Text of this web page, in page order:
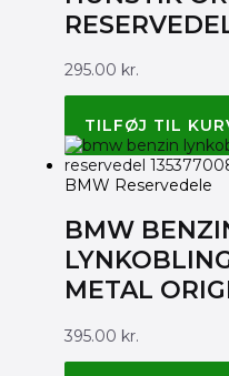
295.00 kr.
BMW ORIGINAL
TILFØJ TIL
BMW Reservedele
BMW
METAL
395.00 kr.
BMW ORIGINAL